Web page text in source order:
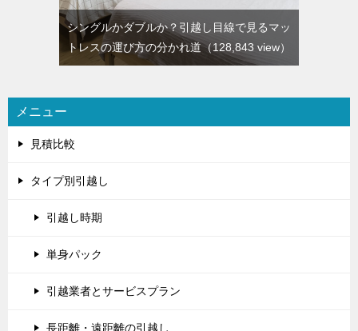
シングルかダブルか？引越し目線で見るマッ
トレスの運び方の分かれ道（128,843 view）
メニュー
見積比較
タイプ別引越し
引越し時期
単身パック
引越業者とサービスプラン
長距離・遠距離の引越し